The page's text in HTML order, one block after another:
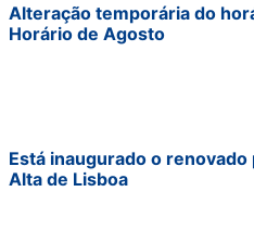
Alteração temporária do
Horário de Agosto
Está inaugurado o
Alta de Lisboa